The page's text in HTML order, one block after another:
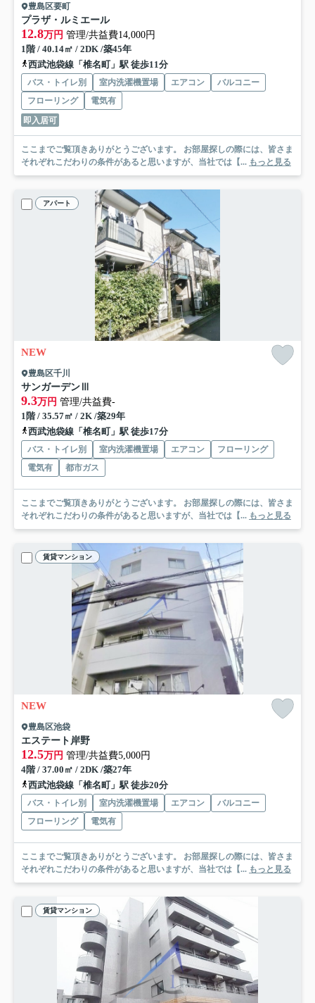
豊島区要町
プラザ・ルミエール
12.8万円 管理/共益費14,000円
1階 / 40.14㎡ / 2DK /築45年
西武池袋線「椎名町」駅 徒歩11分
バス・トイレ別 室内洗濯機置場 エアコン
バルコニー
フローリング
電気有
即入居可
ここまでご覧頂きありがとうございます。 お部屋探しの際には、皆さま
それぞれこだわりの条件があると思いますが、当社では【... もっと見る
アパート
NEW
豊島区千川
サンガーデンⅢ
9.3万円 管理/共益費-
1階 / 35.57㎡ / 2K /築29年
西武池袋線「椎名町」駅 徒歩17分
バス・トイレ別 室内洗濯機置場 エアコン
フローリング
電気有
都市ガス
ここまでご覧頂きありがとうございます。 お部屋探しの際には、皆さま
それぞれこだわりの条件があると思いますが、当社では【... もっと見る
賃貸マンション
NEW
豊島区池袋
エステート岸野
12.5万円 管理/共益費5,000円
4階 / 37.00㎡ / 2DK /築27年
西武池袋線「椎名町」駅 徒歩20分
バス・トイレ別 室内洗濯機置場 エアコン
バルコニー
フローリング
電気有
ここまでご覧頂きありがとうございます。 お部屋探しの際には、皆さま
それぞれこだわりの条件があると思いますが、当社では【... もっと見る
賃貸マンション